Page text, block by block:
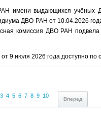
имени выдающихся учёных
ДВО РАН от 10.04.2026
комиссия ДВО РАН
9 июля 2026 года доступно по
3 4 5 6 7 8 9 10
Вперед